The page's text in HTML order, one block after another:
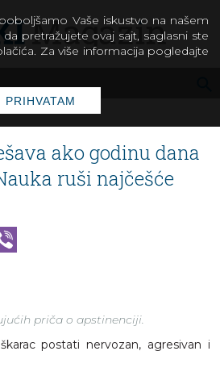
ako godinu dana
ruši najčešće
priča o apstinenciji.
postati nervozan, agresivan i
Vaše iskustvo na našem
pretražujete ovaj sajt, saglasni ste
Za više informacija pogledajte
PRIHVATAM